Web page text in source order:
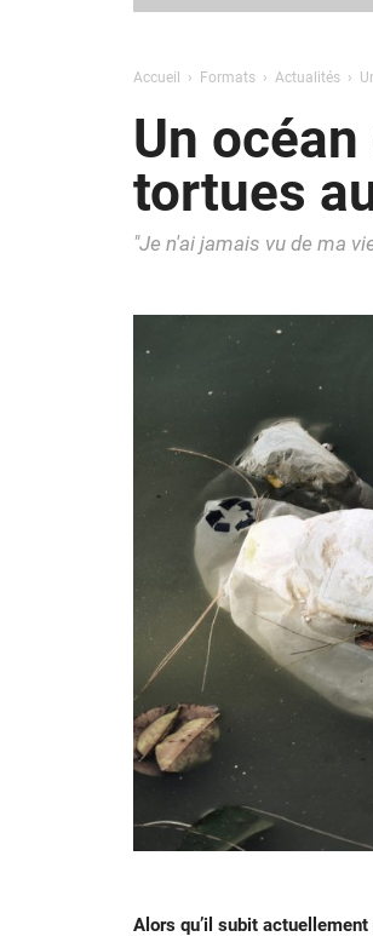
Accueil Formats Actualités
Un
tortues
"Je n'ai jamais vu de ma
Alors qu’il subit